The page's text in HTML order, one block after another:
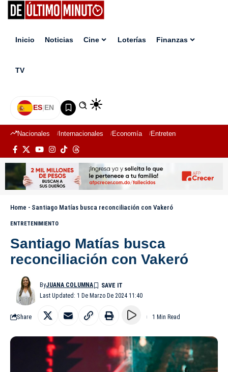
Inicio Noticias Cine Loterías Finanzas
TV
ES|EN
Nacionales Internacionales Economía Entretenimiento
Home - Santiago Matías busca reconciliación con Vakeró
ENTRETENIMIENTO
Santiago Matías busca
reconciliación con Vakeró
Last Updated: 1 De Marzo De 2024 11:40
ByJUANA COLUMNA
Share 1 Min Read